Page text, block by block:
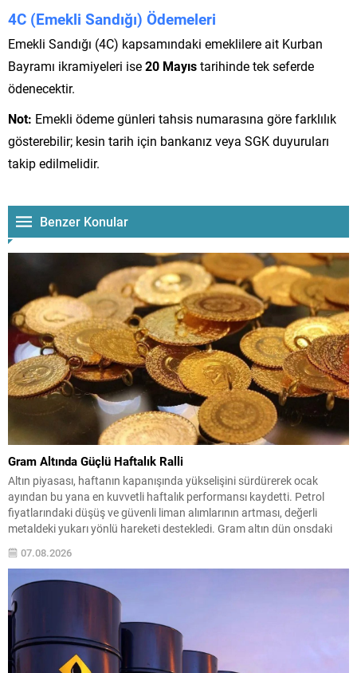
4C (Emekli Sandığı) Ödemeleri
Emekli Sandığı (4C) kapsamındaki emeklilere ait Kurban
Bayramı ikramiyeleri ise20 Mayıstarihinde tek seferde
ödenecektir.
Not: Emekli ödeme günleri tahsis numarasına göre farklılık
gösterebilir; kesin tarih için bankanız veya SGK duyuruları
takip edilmelidir.
Benzer Konular
Gram Altında Güçlü Haftalık Ralli
Altın piyasası, haftanın kapanışında yükselişini sürdürerek ocak
ayından bu yana en kuvvetli haftalık performansı kaydetti. Petrol
fiyatlarındaki düşüş ve güvenli liman alımlarının artması, değerli
metaldeki yukarı yönlü hareketi destekledi. Gram altın dün onsdaki
tamamlamıştı; ancak yeni güne alımlarla başladı ve saat...
07.08.2026